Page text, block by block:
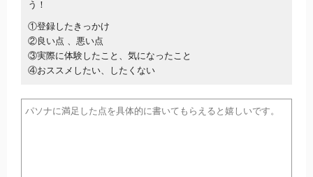
う！
①登録したきっかけ
②良い点 、悪い点
③実際に体験したこと、気になったこと
④おススメしたい、したくない